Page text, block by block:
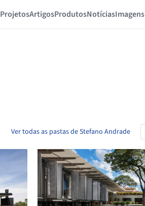
ProjetosArtigosProdutosNotíciasImagens
Ver todas as pastas de Stefano Andrade